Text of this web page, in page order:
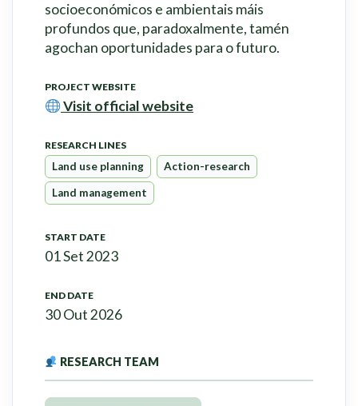
socioeconómicos e ambientais máis
profundos que, paradoxalmente, tamén
agochan oportunidades para o futuro.
PROJECT WEBSITE
Visit official website
RESEARCH LINES
Land use planning Action-research
Land management
START DATE
01 Set 2023
END DATE
30 Out 2026
RESEARCH TEAM